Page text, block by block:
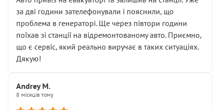
чіткого пояснення
( ну все зняли та доробили) дякую!
Окремий момент, який виглядає абсурдно:
мені заявили, що бачок гальмівної рідини потрібно
міняти разом із головним гальмівним циліндром у
Для людини, яка хоча б трохи розуміється на техніці,
це звучить як мінімум непрофесійно, а як максимум —
спроба продати дорогий вузол замість елементарних
за дві години зателефонували і пояснили, що
проблема в генераторі. Ще через півтори години
поїхав зі станції на відремонтованому авто. Приємно,
що є сервіс, який реально виручає в таких ситуаціях.
Дякую!
Andrey M.
8 місяців тому